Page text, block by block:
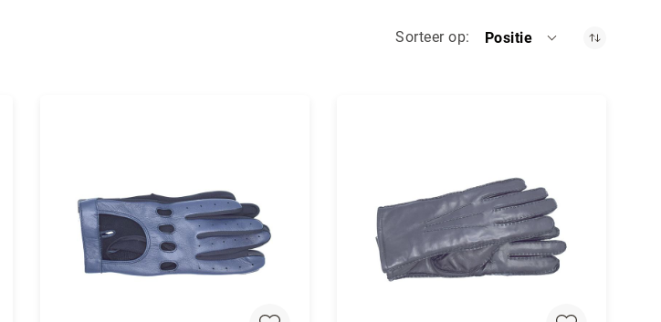
Sorteer op Positie